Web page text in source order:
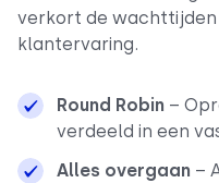
verkort de
klantervaring.
Round Robin –
verdeeld in een
Alles overgaan –